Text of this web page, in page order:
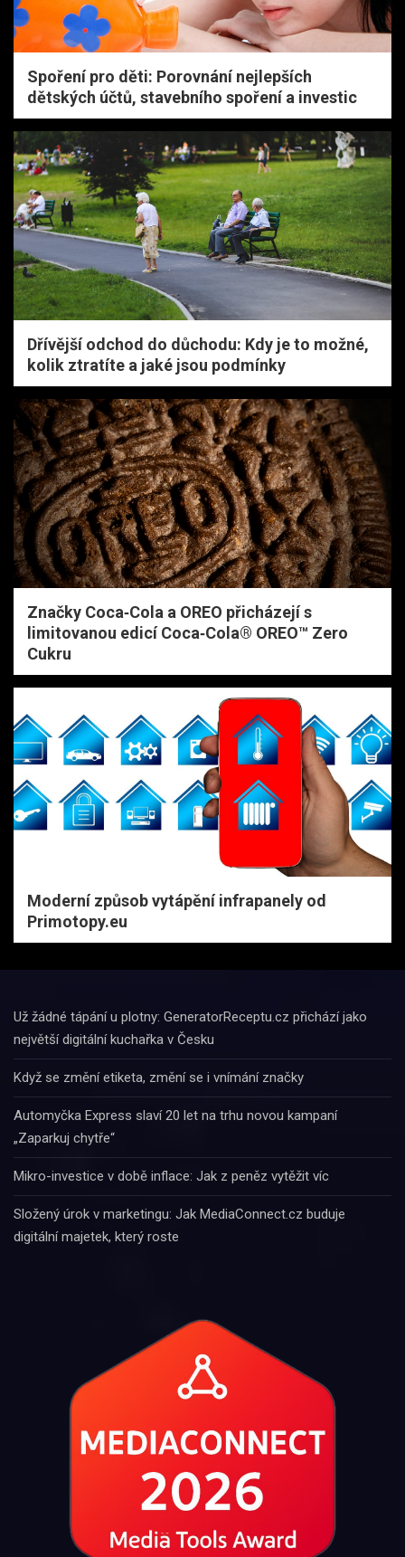
Spoření pro děti: Porovnání nejlepších
dětských účtů, stavebního spoření a investic
Dřívější odchod do důchodu: Kdy je to možné,
kolik ztratíte a jaké jsou podmínky
Značky Coca‑Cola a OREO přicházejí s
limitovanou edicí Coca‑Cola® OREO™ Zero
Cukru
Moderní způsob vytápění infrapanely od
Primotopy.eu
Už žádné tápání u plotny: GeneratorReceptu.cz přichází jako
největší digitální kuchařka v Česku
Když se změní etiketa, změní se i vnímání značky
Automyčka Express slaví 20 let na trhu novou kampaní
„Zaparkuj chytře“
Mikro-investice v době inflace: Jak z peněz vytěžit víc
Složený úrok v marketingu: Jak MediaConnect.cz buduje
digitální majetek, který roste